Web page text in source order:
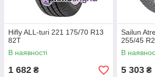
Hifly ALL-turi 221 175/70 R13
82T
В наявності
1 682 ₴
Sailun
255/45
В
5 303 ₴